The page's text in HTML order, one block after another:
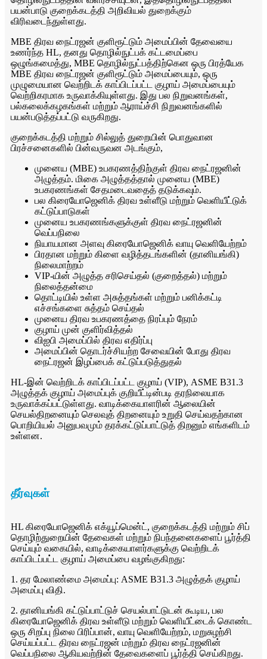
பயன்பாடு குறைக்கடத்தி அறிவியல் துறைக்கும்
விரிவடைந்துள்ளது.
MBE திரவ நைட்ரஜன் குளிரூட்டும் அமைப்பின் தேவையை
உணர்ந்த HL, தனது தொழில்நுட்பக் கட்டமைப்பை
ஒழுங்கமைத்து, MBE தொழில்நுட்பத்திற்கென ஒரு பிரத்யேக
MBE திரவ நைட்ரஜன் குளிரூட்டும் அமைப்பையும், ஒரு
முழுமையான வெற்றிடக் காப்பிடப்பட்ட குழாய் அமைப்பையும்
வெற்றிகரமாக உருவாக்கியுள்ளது. இது பல நிறுவனங்கள்,
பல்கலைக்கழகங்கள் மற்றும் ஆராய்ச்சி நிறுவனங்களில்
பயன்படுத்தப்பட்டு வருகிறது.
குறைக்கடத்தி மற்றும் சில்லுத் துறையின் பொதுவான
பிரச்சனைகளில் பின்வருவன அடங்கும்,
முனைய (MBE) உபகரணத்திற்குள் திரவ நைட்ரஜனின்
அழுத்தம். மிகை அழுத்தத்தால் முனைய (MBE)
உபகரணங்கள் சேதமடைவதைத் தடுக்கவும்.
பல கிரையோஜெனிக் திரவ உள்ளீடு மற்றும் வெளியீட்டுக்
கட்டுப்பாடுகள்
முனைய உபகரணங்களுக்குள் திரவ நைட்ரஜனின்
வெப்பநிலை
நியாயமான அளவு கிரையோஜெனிக் வாயு வெளியேற்றம்
பிரதான மற்றும் கிளை வழித்தடங்களின் (தானியங்கி)
நிலைமாற்றம்
VIP-யின் அழுத்த சரிசெய்தல் (குறைத்தல்) மற்றும்
நிலைத்தன்மை
தொட்டியில் உள்ள அசுத்தங்கள் மற்றும் பனிக்கட்டி
எச்சங்களை சுத்தம் செய்தல்
முனைய திரவ உபகரணத்தை நிரப்பும் நேரம்
குழாய் முன் குளிர்வித்தல்
விஐபி அமைப்பில் திரவ எதிர்ப்பு
அமைப்பின் தொடர்ச்சியற்ற சேவையின் போது திரவ
நைட்ரஜன் இழப்பைக் கட்டுப்படுத்துதல்
HL-இன் வெற்றிடக் காப்பிடப்பட்ட குழாய் (VIP), ASME B31.3
அழுத்தக் குழாய் அமைப்புக் குறியீட்டின்படி தரநிலையாக
உருவாக்கப்பட்டுள்ளது. வாடிக்கையாளரின் ஆலையின்
செயல்திறனையும் செலவுத் திறனையும் உறுதி செய்வதற்கான
பொறியியல் அனுபவமும் தரக்கட்டுப்பாட்டுத் திறனும் எங்களிடம்
உள்ளன.
தீர்வுகள்
HL கிரையோஜெனிக் எக்யூப்மென்ட், குறைக்கடத்தி மற்றும் சிப்
தொழிற்துறையின் தேவைகள் மற்றும் நிபந்தனைகளைப் பூர்த்தி
செய்யும் வகையில், வாடிக்கையாளர்களுக்கு வெற்றிடக்
காப்பிடப்பட்ட குழாய் அமைப்பை வழங்குகிறது:
1. தர மேலாண்மை அமைப்பு: ASME B31.3 அழுத்தக் குழாய்
அமைப்பு விதி.
2. தானியங்கி கட்டுப்பாட்டுச் செயல்பாட்டுடன் கூடிய, பல
கிரையோஜெனிக் திரவ உள்ளீடு மற்றும் வெளியீட்டைக் கொண்ட
ஒரு சிறப்பு நிலை பிரிப்பான், வாயு வெளியேற்றம், மறுசுழற்சி
செய்யப்பட்ட திரவ நைட்ரஜன் மற்றும் திரவ நைட்ரஜனின்
வெப்பநிலை ஆகியவற்றின் தேவைகளைப் பூர்த்தி செய்கிறது.